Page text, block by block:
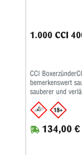
1.000 CCI
CCI
bemerkenswert
sauberer und
progressive
zu setzen als
reibungslose
134,00 €